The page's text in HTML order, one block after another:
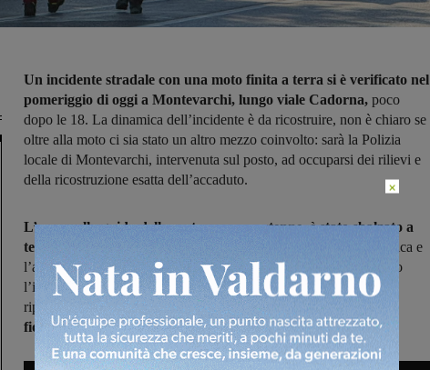
Un incidente stradale con una moto finita a terra si è verificato nel
pomeriggio di oggi a Montevarchi, lungo viale Cadorna, poco
dopo le 18. La dinamica dell’incidente è da ricostruire, non è chiaro se
oltre alla moto ci sia stato un altro mezzo coinvolto: sarà la Polizia
locale di Montevarchi, intervenuta sul posto, ad occuparsi dei rilievi e
della ricostruzione esatta dell’accaduto.
L’uomo alla guida della moto, un sessantenne, è stato sbalzato a
terra.
Per i soccorsi sono arrivati i sanitari del 118 con l’automedica e
l’ambulanza della Misericordia di Terranuova. Poi è stato richiesto
l’intervento dell’elisoccorso Pegaso: in considerazione delle ferite
riportate, l’uomo
è stato portato in codice giallo all’ospedale
fiorentino di Careggi.
×